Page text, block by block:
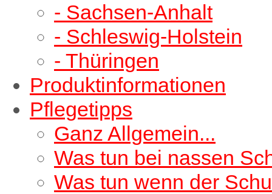
- Sachsen-Anhalt
- Schleswig-Holstein
- Thüringen
Produktinformationen
Pflegetipps
Ganz Allgemein...
Was tun bei nassen
Was tun wenn der